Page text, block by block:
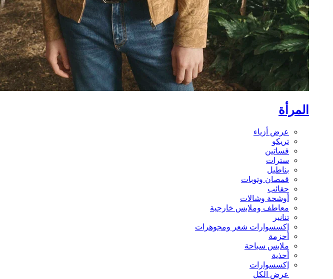
المرأة
عرض أزياء
تريكو
فساتين
سترات
بناطيل
قمصان وتوبات
حقائب
أوشحة وشالات
معاطف وملابس خارجية
تنانير
إكسسوارات شعر ومجوهرات
أحزمة
ملابس سباحة
أحذية
إكسسوارات
عرض الكل